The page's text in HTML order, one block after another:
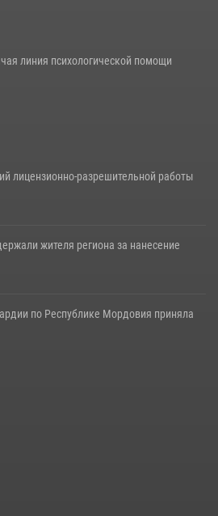
безопасность Всероссийского
линия психологической помощи
лицензионно-разрешительной работы
жителя региона за нанесение
по Республике Мордовия приняла